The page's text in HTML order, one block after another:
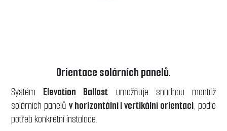
Orientace solárních panelů.
Systém Elevation Ballast umožňuje snadnou montáž
solárních panelů v horizontální i vertikální orientaci, podle
potřeb konkrétní instalace.